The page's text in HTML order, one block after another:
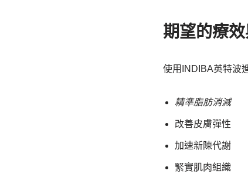
期望的療
使用INDIBA英特波
精準脂肪消減
改善皮膚彈性
加速新陳代謝
緊實肌肉組織